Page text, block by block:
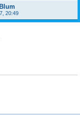
20:49